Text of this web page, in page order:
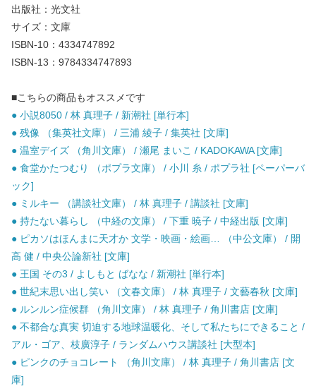
出版社：光文社
サイズ：文庫
ISBN-10：4334747892
ISBN-13：9784334747893
■こちらの商品もオススメです
● 小説8050 / 林 真理子 / 新潮社 [単行本]
● 残像 （集英社文庫） / 三浦 綾子 / 集英社 [文庫]
● 温室デイズ （角川文庫） / 瀬尾 まいこ / KADOKAWA [文庫]
● 食堂かたつむり （ポプラ文庫） / 小川 糸 / ポプラ社 [ペーパーバ
ック]
● ミルキー （講談社文庫） / 林 真理子 / 講談社 [文庫]
● 持たない暮らし （中経の文庫） / 下重 暁子 / 中経出版 [文庫]
● ピカソはほんまに天才か 文学・映画・絵画… （中公文庫） / 開
高 健 / 中央公論新社 [文庫]
● 王国 その3 / よしもと ばなな / 新潮社 [単行本]
● 世紀末思い出し笑い （文春文庫） / 林 真理子 / 文藝春秋 [文庫]
● ルンルン症候群 （角川文庫） / 林 真理子 / 角川書店 [文庫]
● 不都合な真実 切迫する地球温暖化、そして私たちにできること /
アル・ゴア、枝廣淳子 / ランダムハウス講談社 [大型本]
● ピンクのチョコレート （角川文庫） / 林 真理子 / 角川書店 [文
庫]